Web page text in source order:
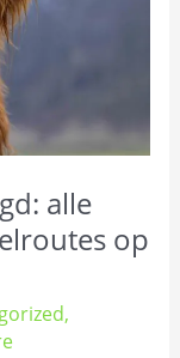
alle
op
,